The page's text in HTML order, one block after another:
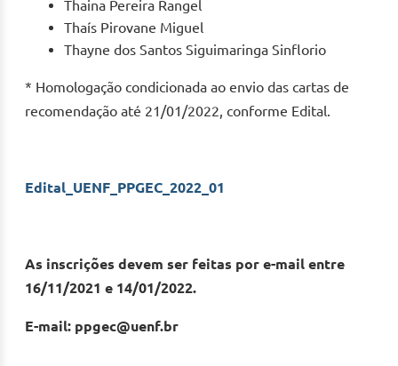
Thaina Pereira Rangel
Thaís Pirovane Miguel
Thayne dos Santos Siguimaringa Sinflorio
* Homologação condicionada ao envio das cartas de
recomendação até 21/01/2022, conforme Edital.
Edital_UENF_PPGEC_2022_01
As inscrições devem ser feitas por e-mail entre
16/11/2021 e 14/01/2022.
E-mail: ppgec@uenf.br